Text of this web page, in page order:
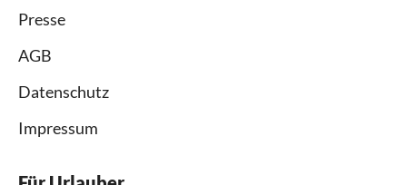
Presse
AGB
Datenschutz
Impressum